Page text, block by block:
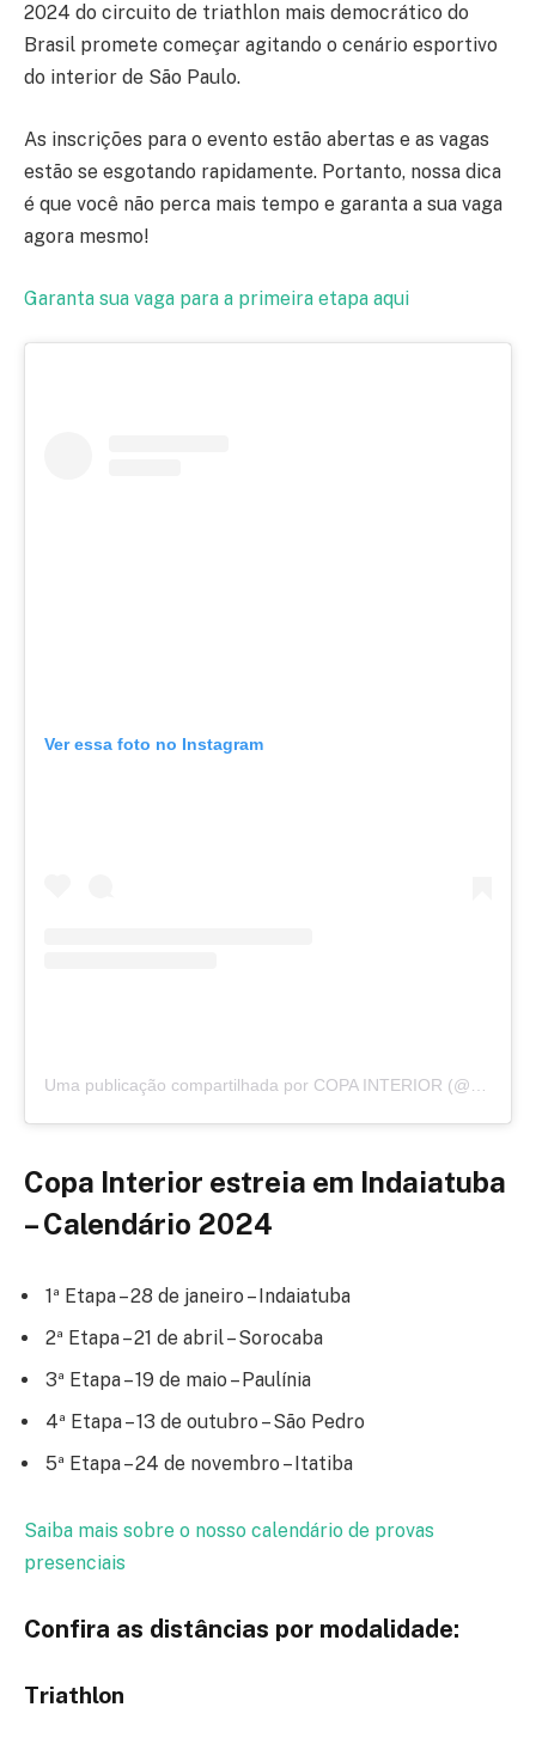
2024 do circuito de triathlon mais democrático do
Brasil promete começar agitando o cenário esportivo
do interior de São Paulo.
As inscrições para o evento estão abertas e as vagas
estão se esgotando rapidamente. Portanto, nossa dica
é que você não perca mais tempo e garanta a sua vaga
agora mesmo!
Garanta sua vaga para a primeira etapa aqui
Ver essa foto no Instagram
Copa Interior estreia em Indaiatuba
– Calendário 2024
1ª Etapa – 28 de janeiro – Indaiatuba
2ª Etapa – 21 de abril – Sorocaba
3ª Etapa – 19 de maio – Paulínia
4ª Etapa – 13 de outubro – São Pedro
5ª Etapa – 24 de novembro – Itatiba
Saiba mais sobre o nosso calendário de provas
presenciais
Confira as distâncias por modalidade:
Triathlon